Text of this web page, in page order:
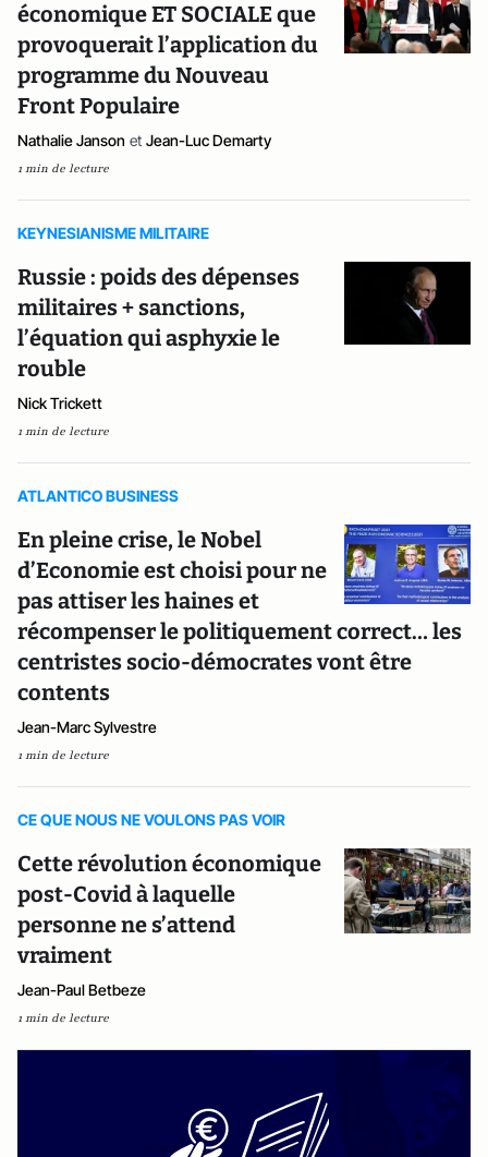
économique ET SOCIALE que
provoquerait l’application du
programme du Nouveau
Front Populaire
Nathalie Janson et Jean-Luc Demarty
1 min de lecture
KEYNESIANISME MILITAIRE
Russie : poids des dépenses
militaires + sanctions,
l’équation qui asphyxie le
rouble
Nick Trickett
1 min de lecture
ATLANTICO BUSINESS
En pleine crise, le Nobel
d’Economie est choisi pour ne
pas attiser les haines et
récompenser le politiquement correct… les
centristes socio-démocrates vont être
contents
Jean-Marc Sylvestre
1 min de lecture
CE QUE NOUS NE VOULONS PAS VOIR
Cette révolution économique
post-Covid à laquelle
personne ne s’attend
vraiment
Jean-Paul Betbeze
1 min de lecture